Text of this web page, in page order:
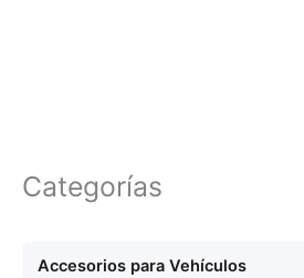
Categorías
Accesorios para Vehículos